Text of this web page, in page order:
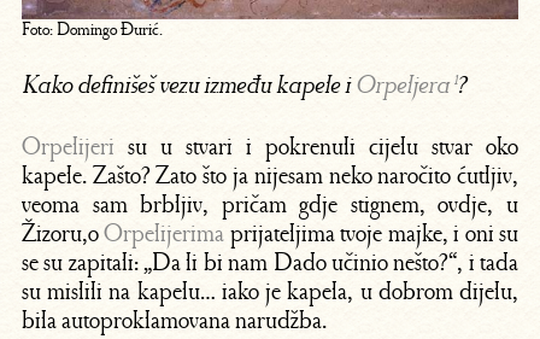
Foto: Domingo Đurić.
Kako definišeš vezu između kapele iOrpeljera¹?
Orpelijeri su u stvari i pokrenuli cijelu stvar oko
kapele. Zašto? Zato što ja nijesam neko naročito ćutljiv,
veoma sam brbljiv, pričam gdje stignem, ovdje, u
Žizoru,oOrpelijerimaprijateljima tvoje majke, i oni su
se su zapitali: „Da li bi nam Dado učinio nešto?“, i tada
su mislili na kapelu… iako je kapela, u dobrom dijelu,
bila autoproklamovana narudžba.